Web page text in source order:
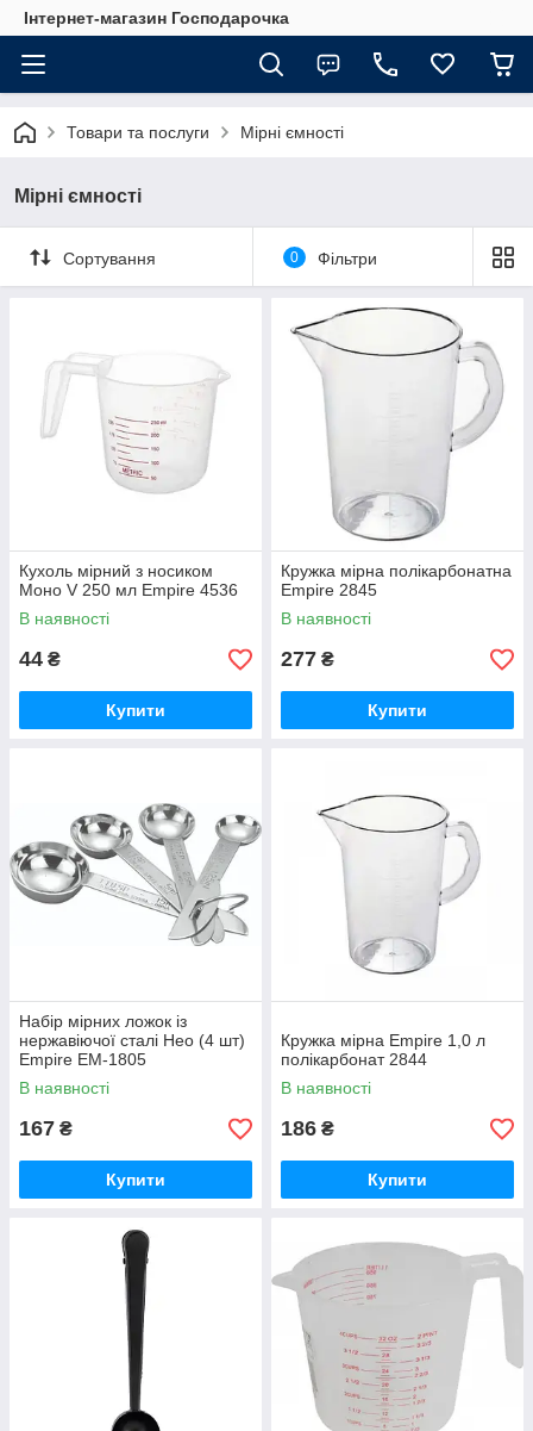
Інтернет-магазин Господарочка
Товари та послуги Мірні ємності
Мірні ємності
Сортування 0 Фільтри
Кухоль мірний з носиком
Моно V 250 мл Empire 4536
В наявності
44 ₴
Купити
Кружка мірна полікарбонатна
Empire 2845
В наявності
277 ₴
Купити
Набір мірних ложок із
нержавіючої сталі Нео (4 шт)
Empire EM-1805
В наявності
167 ₴
Купити
Кружка мірна Empire 1,0 л
полікарбонат 2844
В наявності
186 ₴
Купити